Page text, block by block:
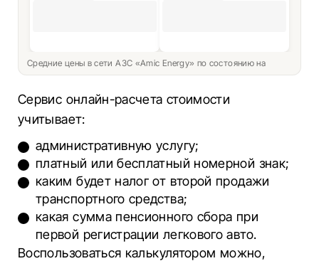
Средние цены в сети АЗС «Amic Energy» по состоянию на
Сервис онлайн-расчета стоимости
учитывает:
административную услугу;
платный или бесплатный номерной знак;
каким будет налог от второй продажи
транспортного средства;
какая сумма пенсионного сбора при
первой регистрации легкового авто.
Воспользоваться калькулятором можно,